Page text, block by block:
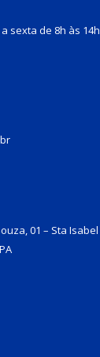
sexta de 8h às 14h
01 – Sta Isabel